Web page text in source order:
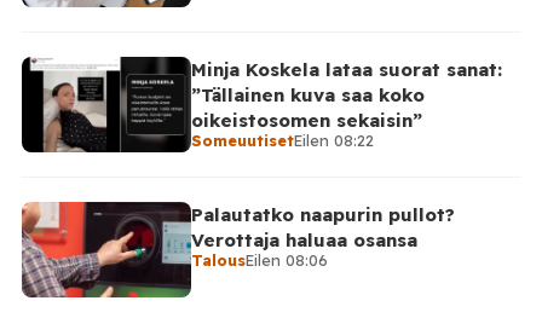
Minja Koskela lataa suorat sanat:
”Tällainen kuva saa koko
oikeistosomen sekaisin”
SomeuutisetEilen 08:22
Palautatko naapurin pullot?
Verottaja haluaa osansa
TalousEilen 08:06